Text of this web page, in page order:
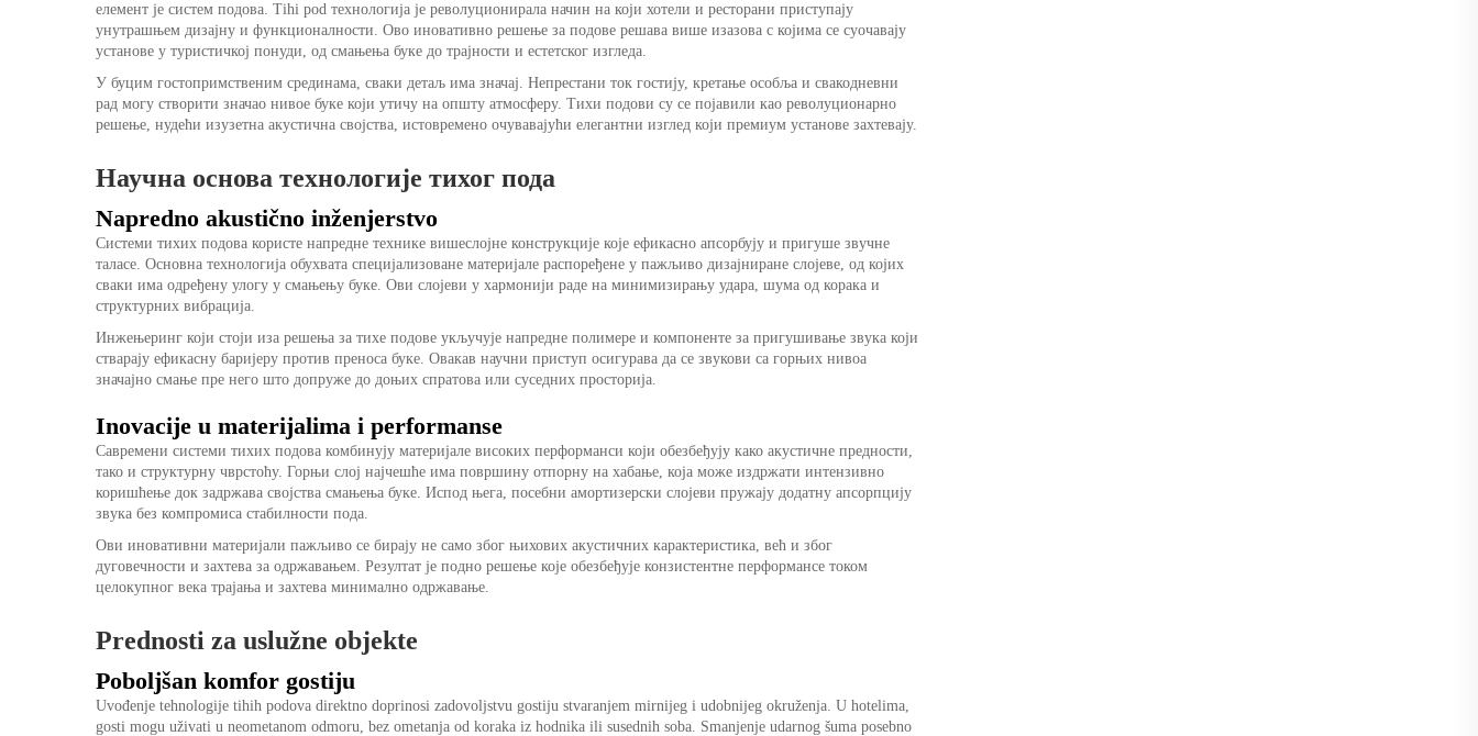
елемент је систем подова. Tihi pod технологија је револуционирала начин на који хотели и ресторани приступају
унутрашњем дизајну и функционалности. Ово иновативно решење за подове решава више изазова с којима се суочавају
установе у туристичкој понуди, од смањења буке до трајности и естетског изгледа.
У буцим гостопримственим срединама, сваки детаљ има значај. Непрестани ток гостију, кретање особља и свакодневни
рад могу створити значао нивое буке који утичу на општу атмосферу. Тихи подови су се појавили као револуционарно
решење, нудећи изузетна акустична својства, истовремено очувавајући елегантни изглед који премиум установе захтевају.
Научна основа технологије тихог пода
Napredno akustično inženjerstvo
Системи тихих подова користе напредне технике вишеслојне конструкције које ефикасно апсорбују и пригуше звучне
таласе. Основна технологија обухвата специјализоване материјале распоређене у пажљиво дизајниране слојеве, од којих
сваки има одређену улогу у смањењу буке. Ови слојеви у хармонији раде на минимизирању удара, шума од корака и
структурних вибрација.
Инжењеринг који стоји иза решења за тихе подове укључује напредне полимере и компоненте за пригушивање звука који
стварају ефикасну баријеру против преноса буке. Овакав научни приступ осигурава да се звукови са горњих нивоа
значајно смање пре него што допруже до доњих спратова или суседних просторија.
Inovacije u materijalima i performanse
Савремени системи тихих подова комбинују материјале високих перформанси који обезбеђују како акустичне предности,
тако и структурну чврстоћу. Горњи слој најчешће има површину отпорну на хабање, која може издржати интензивно
коришћење док задржава својства смањења буке. Испод њега, посебни амортизерски слојеви пружају додатну апсорпцију
звука без компромиса стабилности пода.
Ови иновативни материјали пажљиво се бирају не само због њихових акустичних карактеристика, већ и због
дуговечности и захтева за одржавањем. Резултат је подно решење које обезбеђује конзистентне перформансе током
целокупног века трајања и захтева минимално одржавање.
Prednosti za uslužne objekte
Poboljšan komfor gostiju
Uvođenje tehnologije tihih podova direktno doprinosi zadovoljstvu gostiju stvaranjem mirnijeg i udobnijeg okruženja. U hotelima,
gosti mogu uživati u neometanom odmoru, bez ometanja od koraka iz hodnika ili susednih soba. Smanjenje udarnog šuma posebno